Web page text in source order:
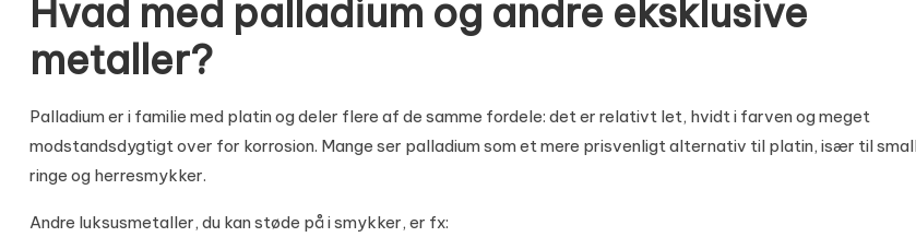
Hvad med palladium og andre eksklusive
metaller?
Palladium er i familie med platin og deler flere af de samme fordele: det er relativt let, hvidt i farven og meget
modstandsdygtigt over for korrosion. Mange ser palladium som et mere prisvenligt alternativ til platin, især til
ringe og herresmykker.
Andre luksusmetaller, du kan støde på i smykker, er fx: